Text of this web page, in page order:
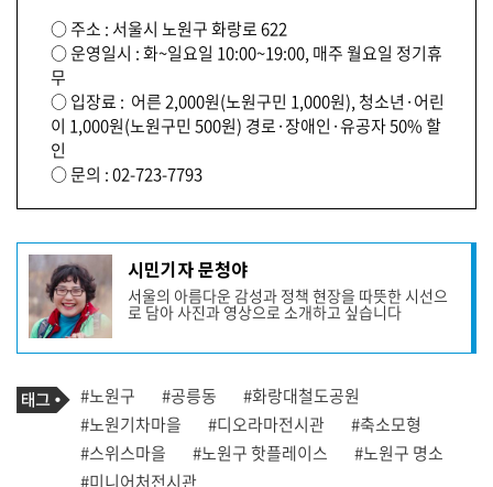
○ 주소 : 서울시 노원구 화랑로 622
○ 운영일시 : 화~일요일 10:00~19:00, 매주 월요일 정기휴
무
○ 입장료 : 어른 2,000원(노원구민 1,000원), 청소년·어린
이 1,000원(노원구민 500원) 경로·장애인·유공자 50% 할
인
○ 문의 : 02-723-7793
기
사
작
성
자
프
필
시민기자 문청야
서울의 아름다운 감성과 정책 현장을 따뜻한 시선으
로 담아 사진과 영상으로 소개하고 싶습니다
기
사
관
련
태
그
태
그
#노원구 #공릉동
#화랑대철도공원
#노원기차마을
#디오라마전시관
#축소모형
#스위스마을
#노원구 핫플레이스
#노원구 명소
#미니어처전시관